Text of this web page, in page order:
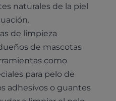
naturales de la piel
de limpieza
de mascotas
como
para pelo de
adhesivos o guantes